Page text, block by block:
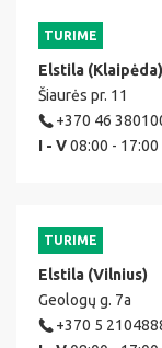
TURIME
Elstila (Klaipėda)
Šiaurės pr. 11
+370 46
I - V08:00 - 17:00
TURIME
Elstila (Vilnius)
Geologų g. 7a
+370 5